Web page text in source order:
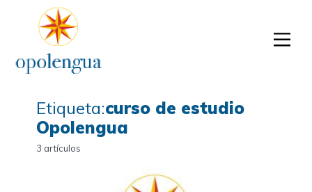
Etiqueta:curso de estudio
Opolengua
3 artículos